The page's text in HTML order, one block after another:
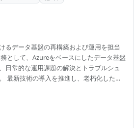
るデータ基盤の再構築および運用を担当
として、Azureをベースにしたデータ基盤
日常的な運用課題の解決とトラブルシュ
最新技術の導入を推進し、老朽化したシ
タレイクの構築と既存システムとのスム
適化、最適なストレージの選定などを行
ADF Pipelineなどを利用した効率的なジ